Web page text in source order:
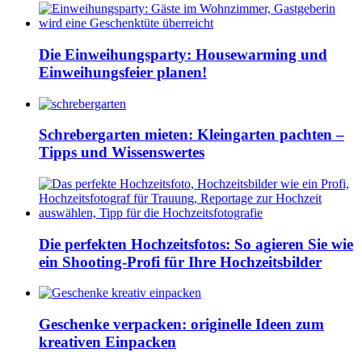
Die Einweihungsparty: Housewarming und
Einweihungsfeier planen!
Schrebergarten mieten: Kleingarten pachten –
Tipps und Wissenswertes
Die perfekten Hochzeitsfotos: So agieren Sie wie
ein Shooting-Profi für Ihre Hochzeitsbilder
Geschenke verpacken: originelle Ideen zum
kreativen Einpacken